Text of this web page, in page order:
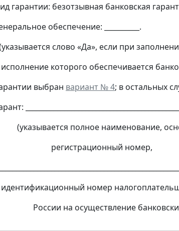
гарантии: безотзывная банковская
обеспечение: __________.
слово «Да», если при
исполнение которого обеспечивается
выбран вариант № 4; в остальных
(указывается полное наименование,
регистрационный номер,
идентификационный номер
России на осуществление